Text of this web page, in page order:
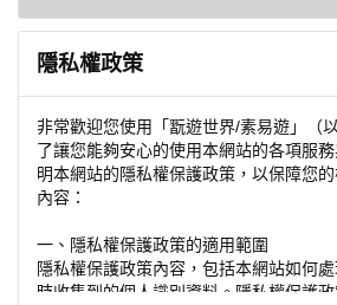
隱私權政策
非常歡迎您使用「翫遊世界/素易遊」（
了讓您能夠安心的使用本網站的各項服
明本網站的隱私權保護政策，以保障您
內容：
一、隱私權保護政策的適用範圍
隱私權保護政策內容，包括本網站如何
時收集到的個人識別資料。隱私權保護